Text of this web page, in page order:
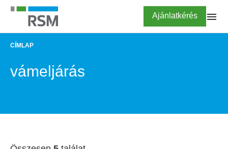
Ugrás
tartalomra
Highlighted
Ajánlatkérés
MORZSA
CÍMLAP
vámeljárás